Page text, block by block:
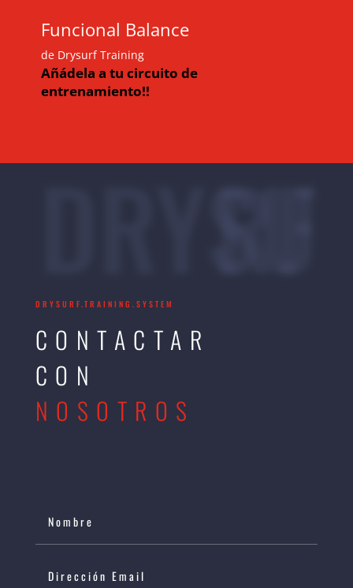
Funcional Balance
de Drysurf Training
Añádela a tu circuito de
entrenamiento!!
DRYSURF
DRYSURF.TRAINING.SYSTEM
CONTACTAR
CON
NOSOTROS